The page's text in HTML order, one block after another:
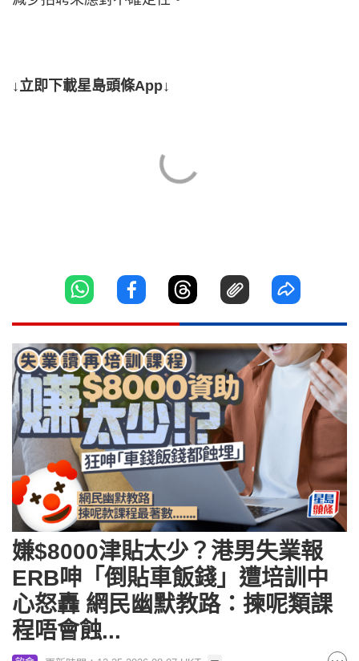
↓立即下載星島頭條App↓
嫌$8000津貼太少？港男失業報
ERB呻「倒貼車飯錢」遭培訓中
心怒轟 網民幽默教路：揀呢類課
程唔會蝕...